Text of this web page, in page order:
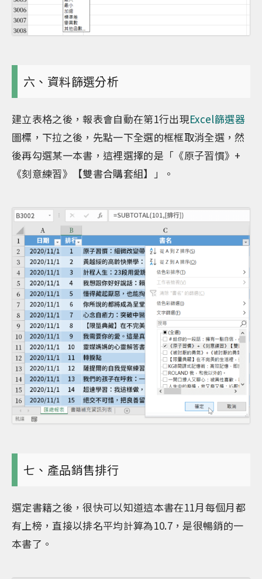
六、資料篩選分析
建立表格之後，報表會自動在第1行出現Excel篩選器
圖標，下拉之後，先點一下全選的框框取消全選，然
後再勾選某一本書，這裡選擇的是「《原子習慣》+
《刻意練習》【雙書合購套組】」。
七、產品銷售排行
選定書籍之後，很快可以知道這本書在11月每個月都
有上榜，直接以排名平均計算為10.7，是很暢銷的一
本書了。